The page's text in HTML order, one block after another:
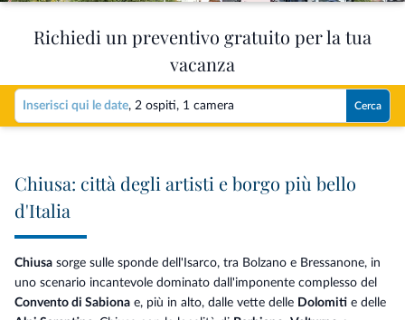
Richiedi un preventivo gratuito per la tua
vacanza
Inserisci qui le date, 2 ospiti, 1 camera Cerca
Chiusa: città degli artisti e borgo più bello
d'Italia
Chiusa sorge sulle sponde dell'Isarco, tra Bolzano e Bressanone, in
uno scenario incantevole dominato dall'imponente complesso del
Convento di Sabiona e, più in alto, dalle vette delle Dolomiti e delle